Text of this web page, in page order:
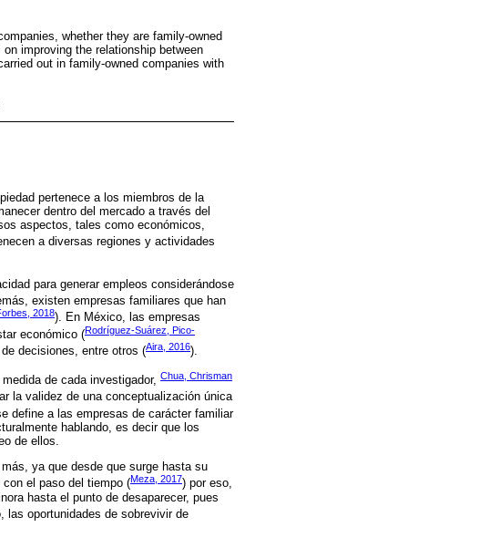
whether they are family-owned
improving the relationship between
out in family-owned companies with
pertenece a los miembros de la
dentro del mercado a través del
aspectos, tales como económicos,
a diversas regiones y actividades
para generar empleos considerándose
existen empresas familiares que han
2018). En México, las empresas
económico (Rodríguez-Suárez, Pico-
decisiones, entre otros (Aira, 2016).
de cada investigador, Chua, Chrisman
la validez de una conceptualización única
define a las empresas de carácter familiar
hablando, es decir que los
de ellos.
ya que desde que surge hasta su
el paso del tiempo (Meza, 2017) por eso,
hasta el punto de desaparecer, pues
las oportunidades de sobrevivir de